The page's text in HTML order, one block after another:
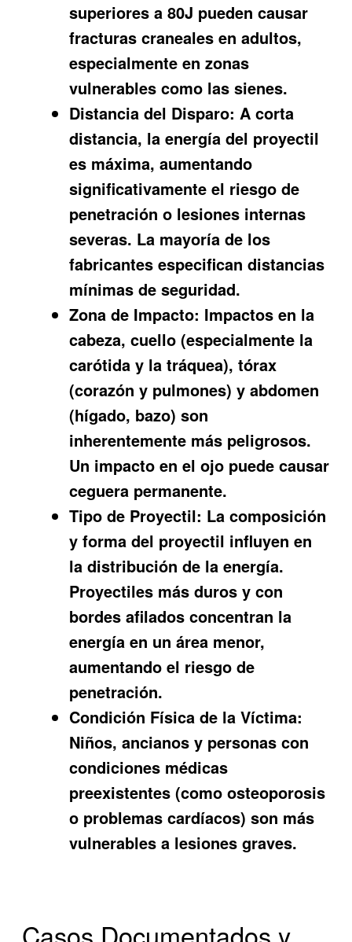
superiores a 80J pueden causar
fracturas craneales en adultos,
especialmente en zonas
vulnerables como las sienes.
Distancia del Disparo: A corta
distancia, la energía del proyectil
es máxima, aumentando
significativamente el riesgo de
penetración o lesiones internas
severas. La mayoría de los
fabricantes especifican distancias
mínimas de seguridad.
Zona de Impacto: Impactos en la
cabeza, cuello (especialmente la
carótida y la tráquea), tórax
(corazón y pulmones) y abdomen
(hígado, bazo) son
inherentemente más peligrosos.
Un impacto en el ojo puede causar
ceguera permanente.
Tipo de Proyectil: La composición
y forma del proyectil influyen en
la distribución de la energía.
Proyectiles más duros y con
bordes afilados concentran la
energía en un área menor,
aumentando el riesgo de
penetración.
Condición Física de la Víctima:
Niños, ancianos y personas con
condiciones médicas
preexistentes (como osteoporosis
o problemas cardíacos) son más
vulnerables a lesiones graves.
Casos Documentados y